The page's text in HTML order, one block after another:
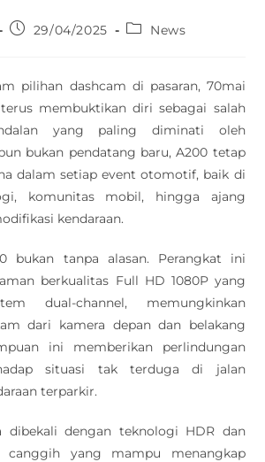
29/04/2025 News
pilihan dashcam di pasaran, 70mai
membuktikan diri sebagai salah
yang paling diminati oleh
bukan pendatang baru, A200 tetap
dalam setiap event otomotif, baik di
komunitas mobil, hingga ajang
kendaraan.
bukan tanpa alasan. Perangkat ini
berkualitas Full HD 1080P yang
dual-channel, memungkinkan
dari kamera depan dan belakang
ini memberikan perlindungan
situasi tak terduga di jalan
terparkir.
dibekali dengan teknologi HDR dan
canggih yang mampu menangkap